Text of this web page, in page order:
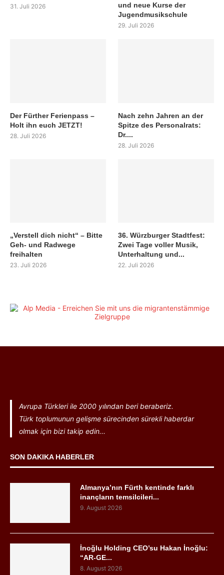
31. Juli 2026
und neue Kurse der
Jugendmusikschule
29. Juli 2026
Der Fürther Ferienpass –
Holt ihn euch JETZT!
28. Juli 2026
Nach zehn Jahren an der
Spitze des Personalrats:
Dr....
28. Juli 2026
„Verstell dich nicht“ – Bitte
Geh- und Radwege
freihalten
23. Juli 2026
36. Würzburger Stadtfest:
Zwei Tage voller Musik,
Unterhaltung und...
22. Juli 2026
Avrupa Türkleri ile 2000 yılından beri beraberiz.
Türk toplumunun gelişme sürecinden sürekli haberdar
olmak için bizi takip edin...
SON DAKIKA HABERLER
Almanya’nın Fürth kentinde farklı
inançların temsilcileri...
9. August 2026
İnoğlu Holding CEO’su Hakan İnoğlu:
“AR-GE...
8. August 2026